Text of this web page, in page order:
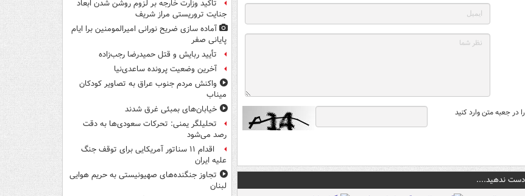
در جعبه متن وارد کنید
دست ندهید....
تاکید وزارت خارجه بر لزوم روشن شدن ابعاد
جنایت تروریستی مراز شریف
آماده سازی ضریح نورانی امیرالمومنین برا ایام
پایانی صفر
تأیید ربایش و قتل حمیدرضا رجب‌زاده
آخرین وضعیت پرونده ساعدی‌نیا
واکنش مردم جنوب عراق به تصاویر کودکان
میناب
خیابان‌های بمبئی غرق شدند
تحلیلگر یمنی: تحرکات سعودی‌ها به دقت
رصد می‌شود
اقدام ۱۱ سناتور آمریکایی برای توقف جنگ
علیه ایران
تجاوز جنگنده‌های صهیونیستی به حریم هوایی
لبنان